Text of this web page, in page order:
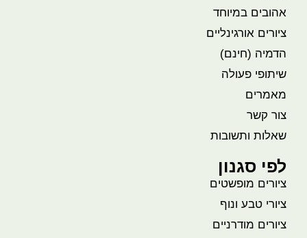
אהובים במיוחד
ציורים אורגינליים
הדמיה (חינם)
שיתופי פעולה
מאמרים
צור קשר
שאלות ותשובות
לפי סגנון
ציורים מופשטים
ציורי טבע ונוף
ציורים מודרניים